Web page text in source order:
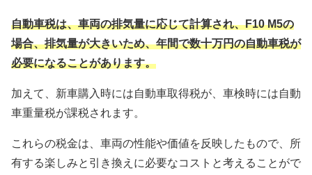
自動車税は、車両の排気量に応じて計算され、F10 M5の
場合、排気量が大きいため、年間で数十万円の自動車税が
必要になることがあります。
加えて、新車購入時には自動車取得税が、車検時には自動
車重量税が課税されます。
これらの税金は、車両の性能や価値を反映したもので、所
有する楽しみと引き換えに必要なコストと考えることがで